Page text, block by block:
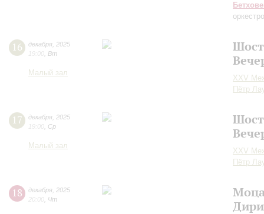
16 декабря 2025
19:00 Вт
Малый зал
XXV
Пётр
17 декабря 2025
19:00 Ср
Малый зал
XXV
Пётр
18 декабря 2025
20:00 Чт